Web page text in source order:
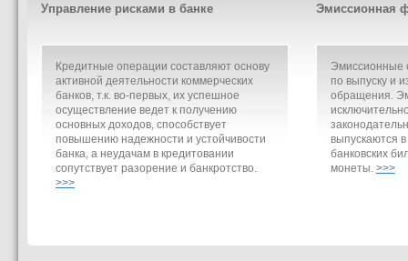
Управление рисками в банке
Кредитные операции составляют основу
активной деятельности коммерческих
банков, т.к. во-первых, их успешное
осуществление ведет к получению
основных доходов, способствует
повышению надежности и устойчивости
банка, а неудачам в кредитовании
сопутствует разорение и банкротство.
>>>
Эмиссионная
Эмиссионные
по выпуску и
обращения.
выпускаются
банковских
монеты. >>>